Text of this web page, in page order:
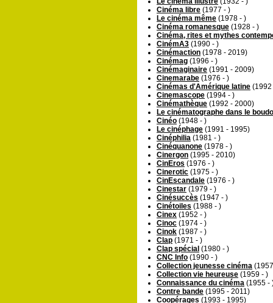
Cinéma libre (1977 - )
Le cinéma même (1978 - )
Cinéma romanesque (1928 - )
Cinéma, rites et mythes
CinémA3 (1990 - )
Cinémaction (1978 - 2019)
Cinémag (1996 - )
Cinémaginaire (1991 - 2009)
Cinemarabe (1976 - )
Cinémas d'Amérique latine (1992
Cinemascope (1994 - )
Cinémathèque (1992 - 2000)
Le cinématographe dans le
Cinéo (1948 - )
Le cinéphage (1991 - 1995)
Cinéphilia (1981 - )
Cinéquanone (1978 - )
Cinergon (1995 - 2010)
CinEros (1976 - )
Cinerotic (1975 - )
CinEscandale (1976 - )
Cinestar (1979 - )
Cinésuccès (1947 - )
Cinétoiles (1988 - )
Cinex (1952 - )
Cinoc (1974 - )
Cinok (1987 - )
Clap (1971 - )
Clap spécial (1980 - )
CNC Info (1990 - )
Collection jeunesse cinéma
Collection vie heureuse (1959 - )
Connaissance du cinéma (1955 -
Contre bande (1995 - 2011)
Coopérages (1993 - 1995)